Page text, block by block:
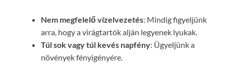
Nem megfelelő vízelvezetés: Mindig figyeljünk
arra, hogy a virágtartók alján legyenek lyukak.
Túl sok vagy túl kevés napfény: Ügyeljünk a
növények fényigényére.